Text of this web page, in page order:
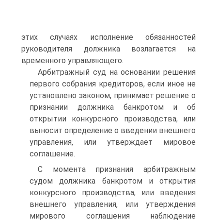
этих случаях исполнение обязанностей
руководителя должника возлагается на
временного управляющего.
Арбитражный суд на основании решения
первого собрания кредиторов, если иное не
установлено законом, принимает решение о
признании должника банкротом и об
открытии конкурсного производства, или
выносит определение о введении внешнего
управления, или утверждает мировое
соглашение.
С момента признания арбитражным
судом должника банкротом и открытия
конкурсного производства, или введения
внешнего управления, или утверждения
мирового соглашения наблюдение